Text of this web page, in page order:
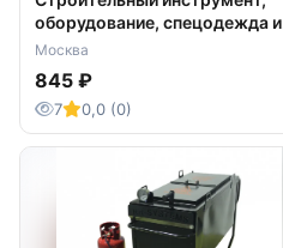
оборудование, спецодежда и
СИЗ
Москва
845 ₽
7 0,0 (0)